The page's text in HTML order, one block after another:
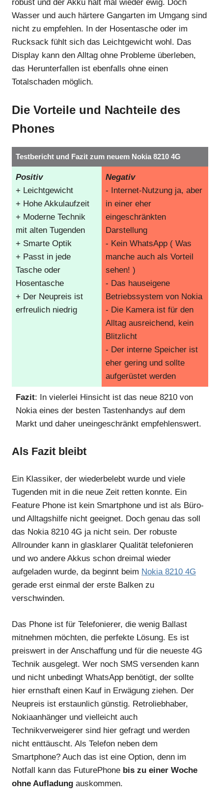
robust und der Akku hält mal wieder ewig. Doch
Wasser und auch härtere Gangarten im Umgang sind
nicht zu empfehlen. In der Hosentasche oder im
Rucksack fühlt sich das Leichtgewicht wohl. Das
Display kann den Alltag ohne Probleme überleben,
das Herunterfallen ist ebenfalls ohne einen
Totalschaden möglich.
Die Vorteile und Nachteile des
Phones
Testbericht und Fazit zum neuem Nokia 8210 4G
Positiv
+ Leichtgewicht
+ Hohe Akkulaufzeit
+ Moderne Technik
mit alten Tugenden
+ Smarte Optik
+ Passt in jede
Tasche oder
Hosentasche
+ Der Neupreis ist
erfreulich niedrig
Negativ
- Internet-Nutzung ja, aber
in einer eher
eingeschränkten
Darstellung
- Kein WhatsApp ( Was
manche auch als Vorteil
sehen! )
- Das hauseigene
Betriebssystem von Nokia
- Die Kamera ist für den
Alltag ausreichend, kein
Blitzlicht
- Der interne Speicher ist
eher gering und sollte
aufgerüstet werden
Fazit: In vielerlei Hinsicht ist das neue 8210 von
Nokia eines der besten Tastenhandys auf dem
Markt und daher uneingeschränkt empfehlenswert.
Als Fazit bleibt
Ein Klassiker, der wiederbelebt wurde und viele
Tugenden mit in die neue Zeit retten konnte. Ein
Feature Phone ist kein Smartphone und ist als Büro-
und Alltagshilfe nicht geeignet. Doch genau das soll
das Nokia 8210 4G ja nicht sein. Der robuste
Allrounder kann in glasklarer Qualität telefonieren
und wo andere Akkus schon dreimal wieder
aufgeladen wurde, da beginnt beim Nokia 8210 4G
gerade erst einmal der erste Balken zu
verschwinden.
Das Phone ist für Telefonierer, die wenig Ballast
mitnehmen möchten, die perfekte Lösung. Es ist
preiswert in der Anschaffung und für die neueste 4G
Technik ausgelegt. Wer noch SMS versenden kann
und nicht unbedingt WhatsApp benötigt, der sollte
hier ernsthaft einen Kauf in Erwägung ziehen. Der
Neupreis ist erstaunlich günstig. Retroliebhaber,
Nokiaanhänger und vielleicht auch
Technikverweigerer sind hier gefragt und werden
nicht enttäuscht. Als Telefon neben dem
Smartphone? Auch das ist eine Option, denn im
Notfall kann das FuturePhone bis zu einer Woche
ohne Aufladung auskommen.